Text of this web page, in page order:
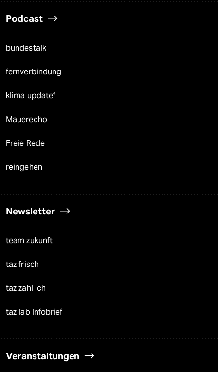
Podcast
bundestalk
fernverbindung
klima update°
Mauerecho
Freie Rede
reingehen
Newsletter
team zukunft
taz frisch
taz zahl ich
taz lab Infobrief
Veranstaltungen